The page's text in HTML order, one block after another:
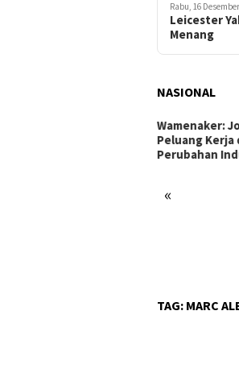
Rabu, 16
Leicester
Menang
NASIONAL
«
TAG: MARC